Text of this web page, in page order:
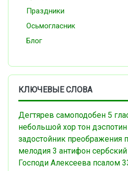
Праздники
Осьмогласник
Блог
КЛЮЧЕВЫЕ СЛОВА
Дегтярев самоподобен 5
небольшой хор тон дэспотин
задостойник преображения
мелодия 3 антифон
Господи Алексеева псалом